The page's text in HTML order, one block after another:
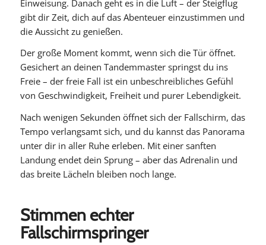
Einweisung. Danach geht es in die Luft – der Steigflug
gibt dir Zeit, dich auf das Abenteuer einzustimmen und
die Aussicht zu genießen.
Der große Moment kommt, wenn sich die Tür öffnet.
Gesichert an deinen Tandemmaster springst du ins
Freie – der freie Fall ist ein unbeschreibliches Gefühl
von Geschwindigkeit, Freiheit und purer Lebendigkeit.
Nach wenigen Sekunden öffnet sich der Fallschirm, das
Tempo verlangsamt sich, und du kannst das Panorama
unter dir in aller Ruhe erleben. Mit einer sanften
Landung endet dein Sprung – aber das Adrenalin und
das breite Lächeln bleiben noch lange.
Stimmen echter
Fallschirmspringer